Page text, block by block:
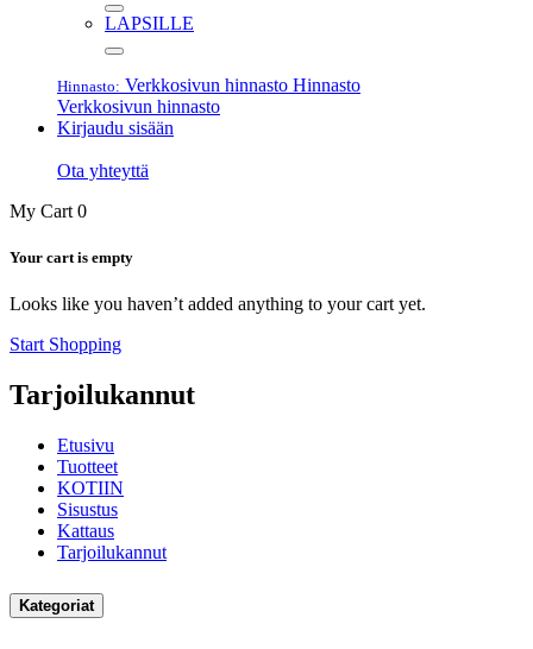
LAPSILLE
Hinnasto: Verkkosivun hinnasto Hinnasto
Verkkosivun hinnasto
Kirjaudu sisään
Ota yhteyttä
My Cart 0
Your cart is empty
Looks like you haven’t added anything to your cart yet.
Start Shopping
Tarjoilukannut
Etusivu
Tuotteet
KOTIIN
Sisustus
Kattaus
Tarjoilukannut
Kategoriat